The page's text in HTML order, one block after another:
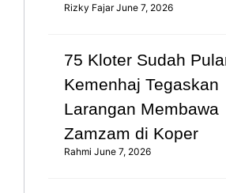
Rizky FajarJune 7, 2026
75 Kloter Sudah
Kemenhaj Tegaskan
Larangan Membawa
Zamzam di Koper
RahmiJune 7, 2026